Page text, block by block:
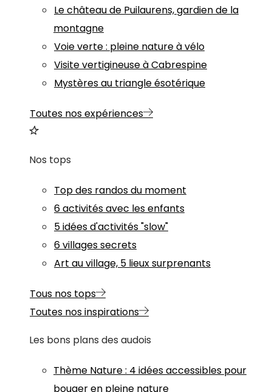
Le château de Puilaurens, gardien de la
montagne
Voie verte : pleine nature à vélo
Visite vertigineuse à Cabrespine
Mystères au triangle ésotérique
Toutes nos expériences
Nos tops
Top des randos du moment
6 activités avec les enfants
5 idées d'activités "slow"
6 villages secrets
Art au village, 5 lieux surprenants
Tous nos tops
Toutes nos inspirations
Les bons plans des audois
Thème Nature: 4 idées accessibles pour
bouger en pleine nature